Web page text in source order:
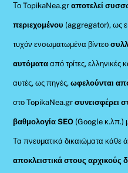
Το TopikaNea.grαποτελεί
περιεχομένου (aggregator), ως
τυχόν ενσωματωμένα βίντεο
αυτόματααπό τρίτες, ελληνικές
αυτές, ως πηγές,ωφελούνται
στο TopikaNea.gr συνεισφέρει
βαθμολογία SEO (Google κ.λπ.)
Τα πνευματικά δικαιώματα κάθε
αποκλειστικά στους αρχικούς